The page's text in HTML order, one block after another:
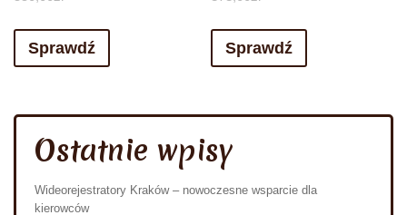
Sprawdź Sprawdź
Ostatnie wpisy
Wideorejestratory Kraków – nowoczesne wsparcie dla
kierowców